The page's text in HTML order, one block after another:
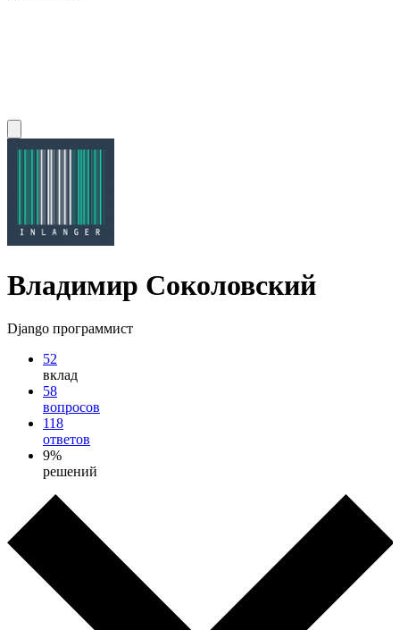
Владимир Соколовский
Django программист
52
вклад
58
вопросов
118
ответов
9%
решений